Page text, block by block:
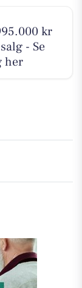
kr
- Se
her